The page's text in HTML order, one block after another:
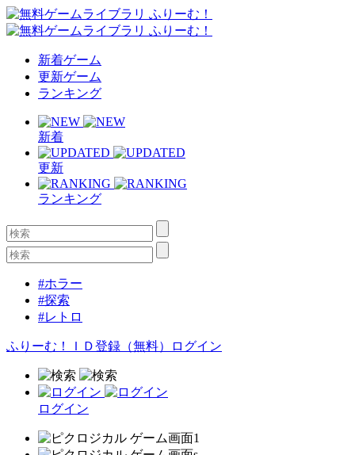
新着ゲーム
更新ゲーム
ランキング
新着
更新
ランキング
#ホラー
#探索
#レトロ
ふりーむ！ＩＤ登録（無料） ログイン
ログイン